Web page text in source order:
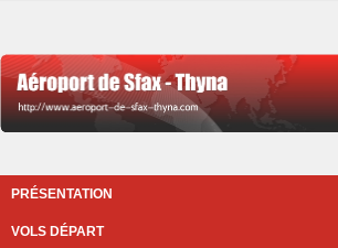
PRÉSENTATION
VOLS DÉPART